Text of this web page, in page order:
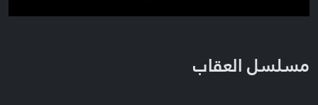
مسلسل العقاب